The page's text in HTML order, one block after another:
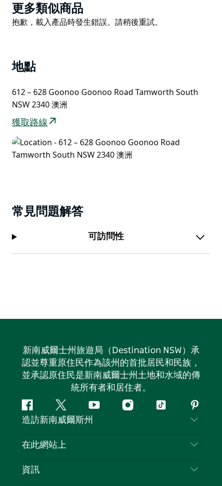
公園允許攜帶寵物入住（需遵守相關規定）。規劃您的塔
姆沃思假日公園之旅，在澳洲新南威爾斯州新英格蘭的中
Product
List
更多類似商品
Product
抱歉，載入產品時發生錯誤。請稍後重試。
地點
612 – 628 Goonoo Goonoo Road Tamworth South
NSW 2340 澳洲
獲取路線
常見問題解答
可訪問性
新南威爾士州旅遊局（Destination NSW）承
認並尊重原住民作為該州的首批居民和民族，
並承認原住民是新南威爾士州土地和水域的傳
統所有者和居住者。
Facebook嘰
嘰
喳
Youtube Instagram
抖
造訪新南威爾斯州
聯絡我們
隱私
在此網站上
目的地
資訊